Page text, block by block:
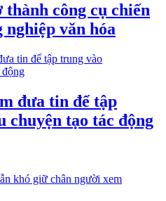
công cụ chiến
văn hóa
đưa tin để tập
chuyện tạo tác động